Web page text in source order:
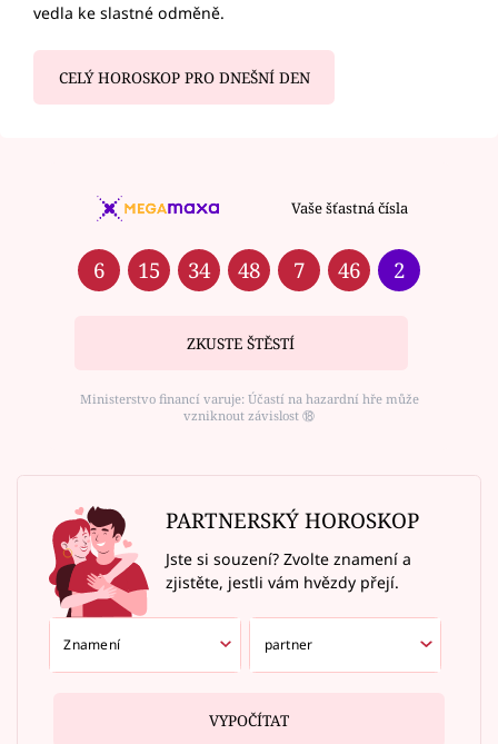
vedla ke slastné odměně.
CELÝ HOROSKOP PRO DNEŠNÍ DEN
Vaše šťastná čísla
6 15 34 48 7 46 2
ZKUSTE ŠTĚSTÍ
Ministerstvo financí varuje: Účastí na hazardní hře může
vzniknout závislost ⑱
PARTNERSKÝ HOROSKOP
Jste si souzení? Zvolte znamení a
zjistěte, jestli vám hvězdy přejí.
VYPOČÍTAT